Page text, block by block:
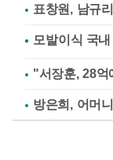
표창원, 남규
"서장훈, 28억
방은희, 어머